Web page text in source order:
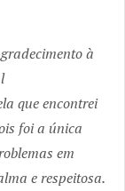
à
que encontrei
foi a única
em
e respeitosa.